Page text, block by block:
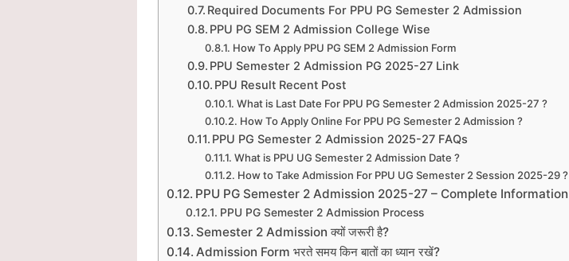
Required Documents For PPU PG Semester 2 Admission
PPU PG SEM 2 Admission College Wise
How To Apply PPU PG SEM 2 Admission Form
PPU Semester 2 Admission PG 2025-27 Link
PPU Result Recent Post
What is Last Date For PPU PG Semester 2 Admission 2025-27 ?
How To Apply Online For PPU PG Semester 2 Admission ?
PPU PG Semester 2 Admission 2025-27 FAQs
What is PPU UG Semester 2 Admission Date ?
How to Take Admission For PPU UG Semester 2 Session 2025-29 ?
PPU PG Semester 2 Admission 2025-27 – Complete Information
PPU PG Semester 2 Admission Process
Semester 2 Admission क्यों जरूरी है?
Admission Form भरते समय किन बातों का ध्यान रखें?